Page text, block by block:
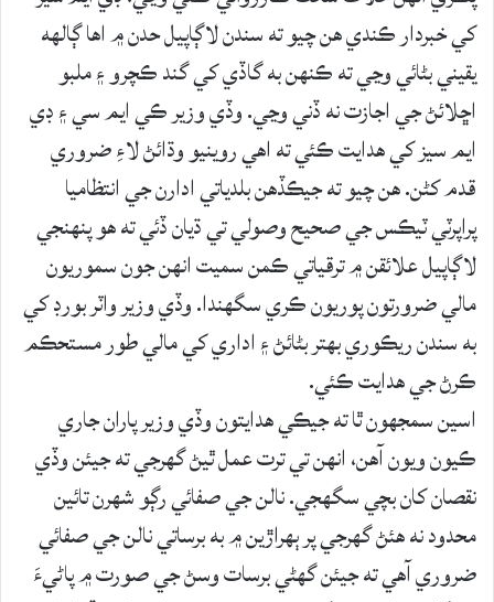
کي خبردار ڪندي هن چيو ته سندن لاڳاپيل حدن ۾ اها ڳالهه
يقيني بڻائي وڃي ته ڪنهن به گاڏي کي گند ڪچرو ۽ ملبو
اڇلائڻ جي اجازت نه ڏني وڃي. وڏي وزير ڪي ايم سي ۽ ڊي
ايم سيز کي هدايت ڪئي ته اهي روينيو وڌائڻ لاءِ ضروري
قدم کڻن. هن چيو ته جيڪڏهن بلدياتي ادارن جي انتظاميا
پراپرٽي ٽيڪس جي صحيح وصولي تي ڌيان ڏئي ته هو پنهنجي
لاڳاپيل علائقن ۾ ترقياتي ڪمن سميت انهن جون سموريون
مالي ضرورتون پوريون ڪري سگهندا. وڏي وزير واٽر بورڊ کي
به سندن ريڪوري بهتر بڻائڻ ۽ اداري کي مالي طور مستحڪم
ڪرڻ جي هدايت ڪئي.
اسين سمجهون ٿا ته جيڪي هدايتون وڏي وزير پاران جاري
ڪيون ويون آهن، انهن تي ترت عمل ٿيڻ گهرجي ته جيئن وڏي
نقصان کان بچي سگهجي. نالن جي صفائي رڳو شهرن تائين
محدود نه هئڻ گهرجي پر ٻهراڙين ۾ به برساتي نالن جي صفائي
ضروري آهي ته جيئن گهڻي برسات وسڻ جي صورت ۾ پاڻيءَ